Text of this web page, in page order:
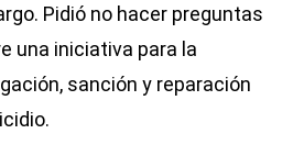
Pidió no hacer preguntas
una iniciativa para la
sanción y reparación